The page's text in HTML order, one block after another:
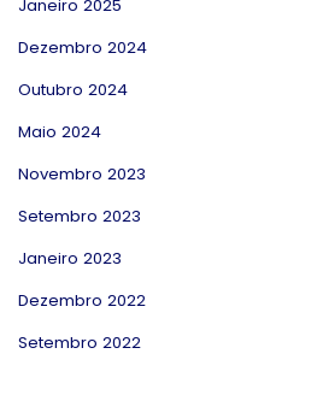
Janeiro 2025
Dezembro 2024
Outubro 2024
Maio 2024
Novembro 2023
Setembro 2023
Janeiro 2023
Dezembro 2022
Setembro 2022